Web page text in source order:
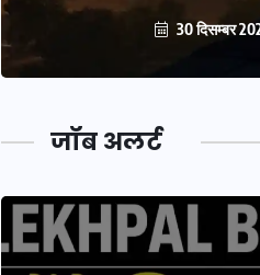
30 दिसम्बर
जॉब अलर्ट